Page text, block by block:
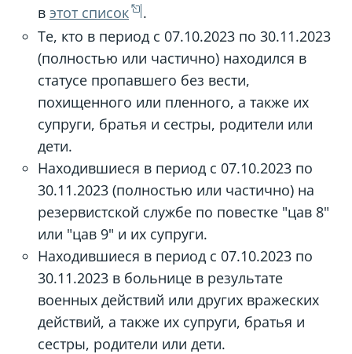
в этот список
.
Те, кто в период с 07.10.2023 по 30.11.2023
(полностью или частично) находился в
статусе пропавшего без вести,
похищенного или пленного, а также их
супруги, братья и сестры, родители или
дети.
Находившиеся в период с 07.10.2023 по
30.11.2023 (полностью или частично) на
резервистской службе по повестке "цав 8"
или "цав 9" и их супруги.
Находившиеся в период с 07.10.2023 по
30.11.2023 в больнице в результате
военных действий или других вражеских
действий, а также их супруги, братья и
сестры, родители или дети.